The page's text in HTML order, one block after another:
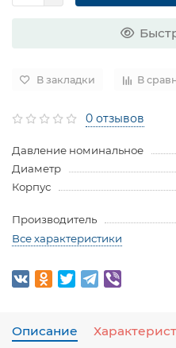
В закладки В
0 отзывов
Давление номинальное
Диаметр
Корпус
Производитель
Все характеристики
Описание